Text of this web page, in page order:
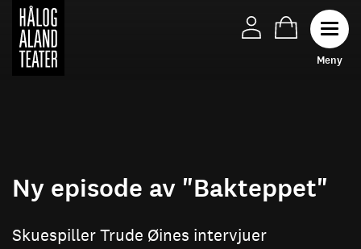
Hopp
hovedinnhold
Meny
Ny episode av "Bakteppet"
Skuespiller Trude Øines intervjuer